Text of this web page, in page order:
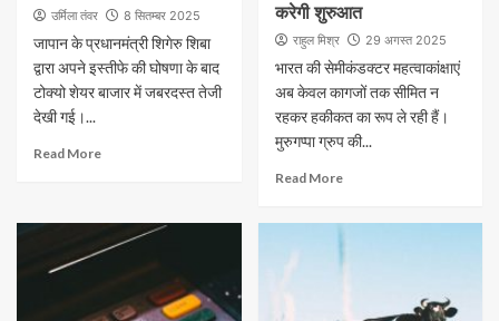
उर्मिला तंवर 8 सितम्बर 2025
जापान के प्रधानमंत्री शिगेरु शिबा
द्वारा अपने इस्तीफे की घोषणा के बाद
टोक्यो शेयर बाजार में जबरदस्त तेजी
देखी गई।...
Read More
करेगी शुरुआत
राहुल मिश्र 29 अगस्त 2025
भारत की सेमीकंडक्टर महत्वाकांक्षाएं
अब केवल कागजों तक सीमित न
रहकर हकीकत का रूप ले रही हैं।
मुरुगप्पा ग्रुप की...
Read More